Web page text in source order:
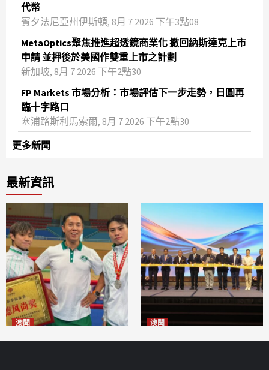
代幣
賓夕法尼亞州伊斯頓, 8月 7 2026 下午3點08
MetaOptics聚焦推進超透鏡商業化 撤回納斯達克上市
申請 並押後於美國作雙重上市之計劃
新加坡, 8月 7 2026 下午2點30
FP Markets 市場分析：市場評估下一步走勢，日圓再
臨十字路口
塞浦路斯利馬索爾, 8月 7 2026 下午2點30
更多新聞
最新資訊
澳聞 澳聞